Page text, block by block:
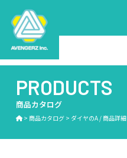
PRODUCTS
商品カタログ
> 商品カタログ> ダイヤのA / 商品詳細